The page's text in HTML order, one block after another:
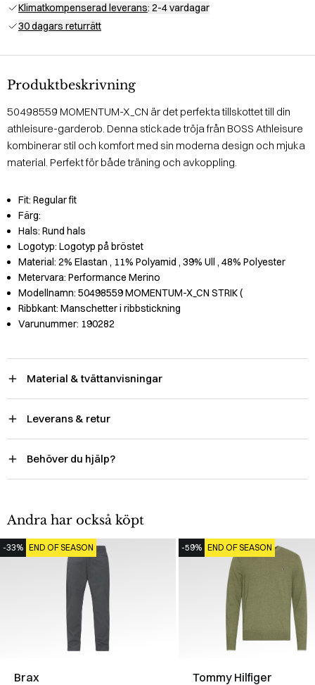
Klimatkompenserad leverans: 2-4 vardagar
30 dagars returrätt
Produktbeskrivning
50498559 MOMENTUM-X_CN är det perfekta tillskottet till din
athleisure-garderob. Denna stickade tröja från BOSS Athleisure
kombinerar stil och komfort med sin moderna design och mjuka
material. Perfekt för både träning och avkoppling.
Fit: Regular fit
Färg:
Hals: Rund hals
Logotyp: Logotyp på bröstet
Material: 2% Elastan , 11% Polyamid , 39% Ull , 48% Polyester
Metervara: Performance Merino
Modellnamn: 50498559 MOMENTUM-X_CN STRIK (
Ribbkant: Manschetter i ribbstickning
Varunummer: 190282
Material & tvättanvisningar
Leverans & retur
Behöver du hjälp?
Andra har också köpt
-33% END OF SEASON
Brax
-59% END OF SEASON
Tommy Hilfiger